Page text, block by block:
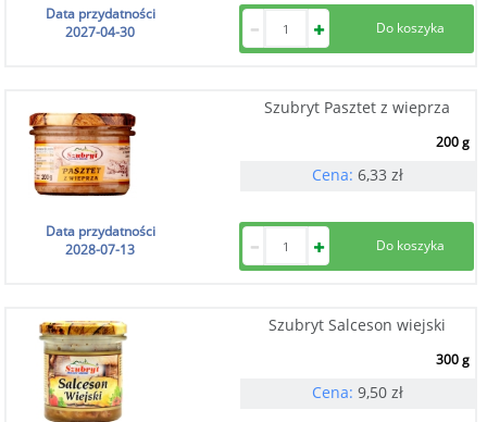
Data przydatności
2027-04-30
Szubryt Pasztet z wieprza
200 g
Cena: 6,33 zł
Data przydatności
2028-07-13
Szubryt Salceson wiejski
300 g
Cena: 9,50 zł